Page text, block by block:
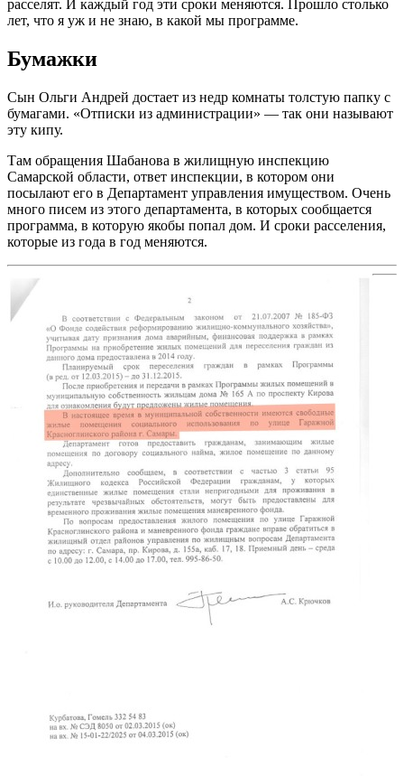
расселят. И каждый год эти сроки меняются. Прошло столько
лет, что я уж и не знаю, в какой мы программе.
Бумажки
Сын Ольги Андрей достает из недр комнаты толстую папку с
бумагами. «Отписки из администрации» — так они называют
эту кипу.
Там обращения Шабанова в жилищную инспекцию
Самарской области, ответ инспекции, в котором они
посылают его в Департамент управления имуществом. Очень
много писем из этого департамента, в которых сообщается
программа, в которую якобы попал дом. И сроки расселения,
которые из года в год меняются.